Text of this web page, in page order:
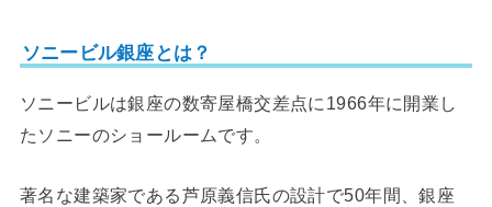
ソニービル銀座とは？
ソニービルは銀座の数寄屋橋交差点に1966年に開業し
たソニーのショールームです。
著名な建築家である芦原義信氏の設計で50年間、銀座